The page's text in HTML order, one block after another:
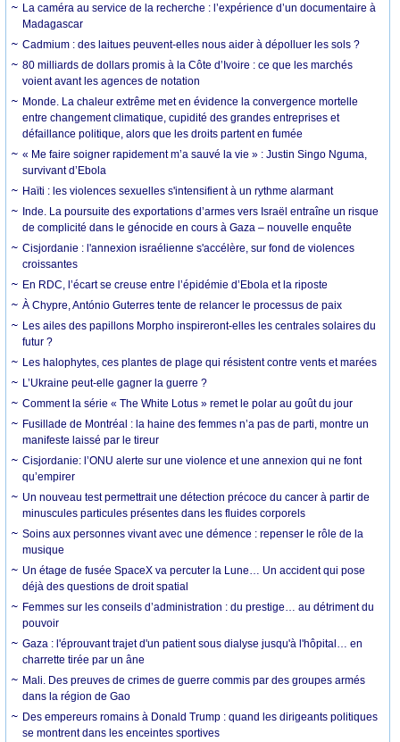
La caméra au service de la recherche : l’expérience d’un documentaire à
Madagascar
Cadmium : des laitues peuvent-elles nous aider à dépolluer les sols ?
80 milliards de dollars promis à la Côte d’Ivoire : ce que les marchés
voient avant les agences de notation
Monde. La chaleur extrême met en évidence la convergence mortelle
entre changement climatique, cupidité des grandes entreprises et
défaillance politique, alors que les droits partent en fumée
« Me faire soigner rapidement m’a sauvé la vie » : Justin Singo Nguma,
survivant d’Ebola
Haïti : les violences sexuelles s'intensifient à un rythme alarmant
Inde. La poursuite des exportations d’armes vers Israël entraîne un risque
de complicité dans le génocide en cours à Gaza – nouvelle enquête
Cisjordanie : l'annexion israélienne s'accélère, sur fond de violences
croissantes
En RDC, l’écart se creuse entre l’épidémie d’Ebola et la riposte
À Chypre, António Guterres tente de relancer le processus de paix
Les ailes des papillons Morpho inspireront-elles les centrales solaires du
futur ?
Les halophytes, ces plantes de plage qui résistent contre vents et marées
L’Ukraine peut-elle gagner la guerre ?
Comment la série « The White Lotus » remet le polar au goût du jour
Fusillade de Montréal : la haine des femmes n’a pas de parti, montre un
manifeste laissé par le tireur
Cisjordanie: l’ONU alerte sur une violence et une annexion qui ne font
qu’empirer
Un nouveau test permettrait une détection précoce du cancer à partir de
minuscules particules présentes dans les fluides corporels
Soins aux personnes vivant avec une démence : repenser le rôle de la
musique
Un étage de fusée SpaceX va percuter la Lune… Un accident qui pose
déjà des questions de droit spatial
Femmes sur les conseils d’administration : du prestige… au détriment du
pouvoir
Gaza : l'éprouvant trajet d'un patient sous dialyse jusqu'à l'hôpital… en
charrette tirée par un âne
Mali. Des preuves de crimes de guerre commis par des groupes armés
dans la région de Gao
Des empereurs romains à Donald Trump : quand les dirigeants politiques
se montrent dans les enceintes sportives